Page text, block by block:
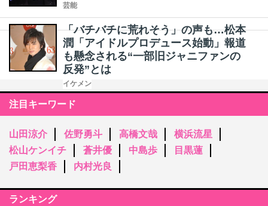
芸能
「バチバチに荒れそう」の声も…松本
潤「アイドルプロデュース始動」報道
も懸念される“一部旧ジャニファンの
反発”とは
イケメン
注目キーワード
山田涼介 佐野勇斗 高橋文哉
横浜流星
松山ケンイチ
蒼井優 中島歩
目黒蓮
戸田恵梨香
内村光良
ランキング